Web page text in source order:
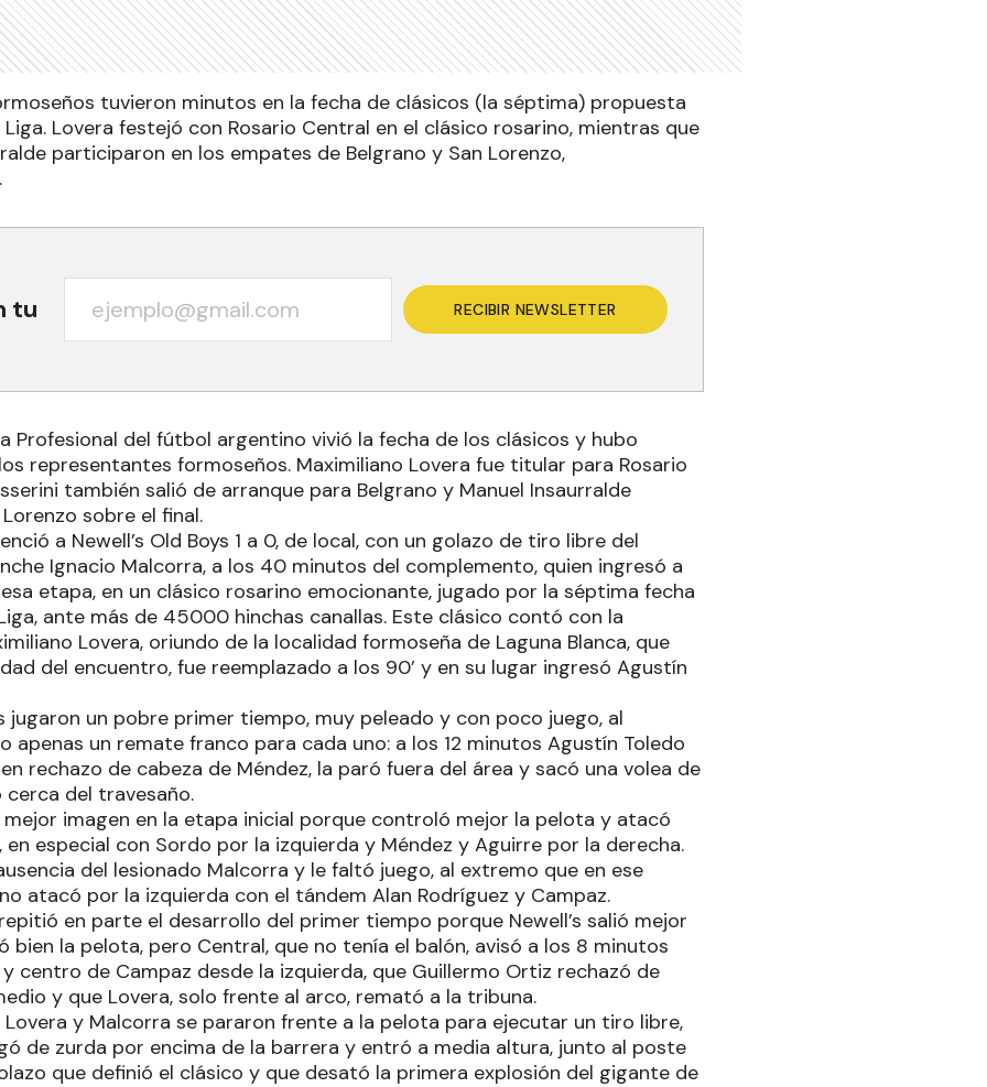
tuvieron minutos en la fecha de clásicos (la séptima) propuesta
Lovera festejó con Rosario Central en el clásico rosarino, mientras que
participaron en los empates de Belgrano y San Lorenzo,
tu RECIBIR NEWSLETTER
Profesional del fútbol argentino vivió la fecha de los clásicos y hubo
representantes formoseños. Maximiliano Lovera fue titular para Rosario
también salió de arranque para Belgrano y Manuel Insaurralde
sobre el final.
a Newell’s Old Boys 1 a 0, de local, con un golazo de tiro libre del
Ignacio Malcorra, a los 40 minutos del complemento, quien ingresó a
etapa, en un clásico rosarino emocionante, jugado por la séptima fecha
ante más de 45000 hinchas canallas. Este clásico contó con la
Lovera, oriundo de la localidad formoseña de Laguna Blanca, que
del encuentro, fue reemplazado a los 90’ y en su lugar ingresó Agustín
jugaron un pobre primer tiempo, muy peleado y con poco juego, al
apenas un remate franco para cada uno: a los 12 minutos Agustín Toledo
rechazo de cabeza de Méndez, la paró fuera del área y sacó una volea de
del travesaño.
mejor imagen en la etapa inicial porque controló mejor la pelota y atacó
especial con Sordo por la izquierda y Méndez y Aguirre por la derecha.
del lesionado Malcorra y le faltó juego, al extremo que en ese
atacó por la izquierda con el tándem Alan Rodríguez y Campaz.
en parte el desarrollo del primer tiempo porque Newell’s salió mejor
bien la pelota, pero Central, que no tenía el balón, avisó a los 8 minutos
centro de Campaz desde la izquierda, que Guillermo Ortiz rechazó de
y que Lovera, solo frente al arco, remató a la tribuna.
y Malcorra se pararon frente a la pelota para ejecutar un tiro libre,
de zurda por encima de la barrera y entró a media altura, junto al poste
que definió el clásico y que desató la primera explosión del gigante de